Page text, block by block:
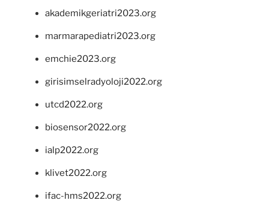
akademikgeriatri2023.org
marmarapediatri2023.org
emchie2023.org
girisimselradyoloji2022.org
utcd2022.org
biosensor2022.org
ialp2022.org
klivet2022.org
ifac-hms2022.org